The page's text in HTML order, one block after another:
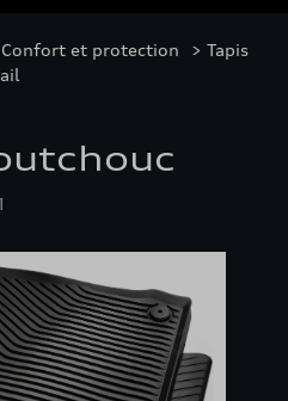
Confort et protection > Tapis